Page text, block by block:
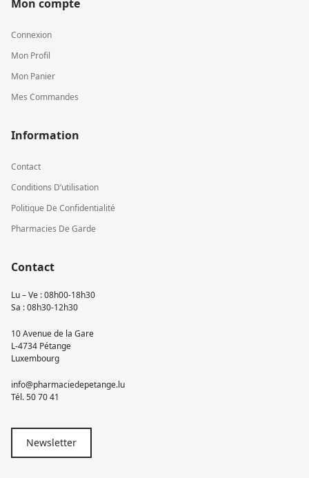
Mon compte
Connexion
Mon Profil
Mon Panier
Mes Commandes
Information
Contact
Conditions D’utilisation
Politique De Confidentialité
Pharmacies De Garde
Contact
Lu – Ve : 08h00-18h30
Sa : 08h30-12h30
10 Avenue de la Gare
L-4734 Pétange
Luxembourg
info@pharmaciedepetange.lu
Tél.50 70 41
Newsletter